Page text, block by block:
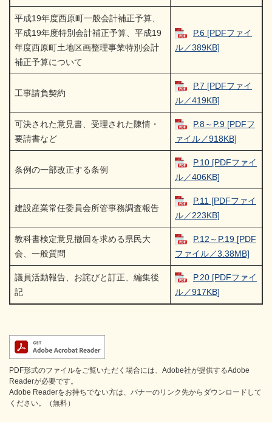
平成19年度西原町一般会計補正予算、
平成19年度特別会計補正予算、平成19
年度西原町土地区画整理事業特別会計
補正予算について
P.6 [PDFファイ
ル／389KB]
工事請負契約
P.7 [PDFファイ
ル／419KB]
可決された意見書、受理された陳情・
要請書など
P.8～P.9 [PDFフ
ァイル／918KB]
条例の一部改正する条例
P.10 [PDFファイ
ル／406KB]
建設産業常任委員会所管事務調査報告
P.11 [PDFファイ
ル／223KB]
教科書検定意見撤回を求める県民大
会、一般質問
P.12～P.19 [PDF
ファイル／3.38MB]
議員活動報告、お詫びと訂正、編集後
記
P.20 [PDFファイ
ル／917KB]
PDF形式のファイルをご覧いただく場合には、Adobe社が提供するAdobe
Readerが必要です。
Adobe Readerをお持ちでない方は、バナーのリンク先からダウンロードして
ください。（無料）